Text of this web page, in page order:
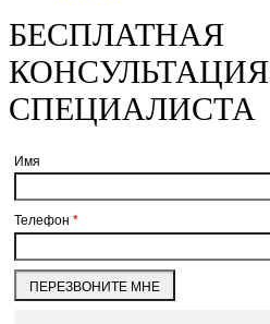
БЕСПЛАТНАЯ
КОНСУЛЬТАЦИЯ
СПЕЦИАЛИСТА
Имя
Телефон *
ПЕРЕЗВОНИТЕ МНЕ